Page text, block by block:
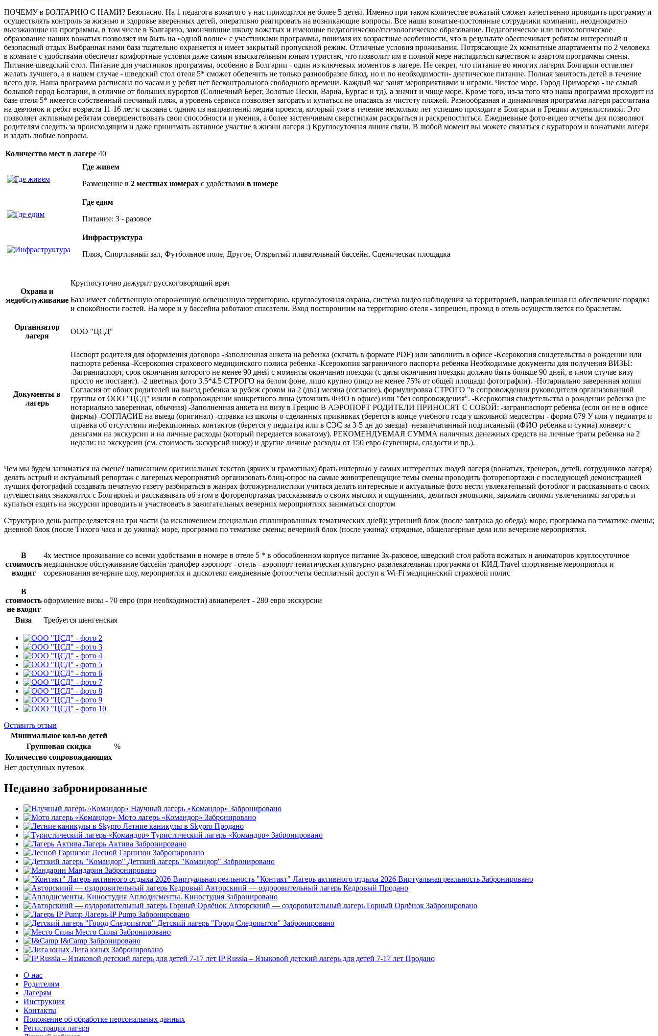
ПОЧЕМУ в БОЛГАРИЮ С НАМИ? Безопасно. На 1 педагога-вожатого у нас приходится не более 5 детей. Именно при таком количестве вожатый сможет качественно проводить программу и
осуществлять контроль за жизнью и здоровье вверенных детей, оперативно реагировать на возникающие вопросы. Все наши вожатые-постоянные сотрудники компании, неоднократно
выезжающие на программы, в том числе в Болгарию, закончившие школу вожатых и имеющие педагогическое/психологическое образование. Педагогическое или психологическое
образование наших вожатых позволяет им быть на «одной волне» с участниками программы, понимая их возрастные особенности, что в результате обеспечивает ребятам интересный и
безопасный отдых Выбранная нами база тщательно охраняется и имеет закрытый пропускной режим. Отличные условия проживания. Потрясающие 2х комнатные апартаменты по 2 человека
в комнате с удобствами обеспечат комфортные условия даже самым взыскательным юным туристам, что позволит им в полной мере насладиться качеством и азартом программы смены.
Питание-шведский стол. Питание для участников программы, особенно в Болгарии - один из ключевых моментов в лагере. Не секрет, что питание во многих лагерях Болгарии оставляет
желать лучшего, а в нашем случае - шведский стол отеля 5* сможет обепечить не только разнообразие блюд, но и по необходимости- диетическое питание. Полная занятость детей в течение
всего дня. Наша программа расписана по часам и у ребят нет бесконтрольного свободного времени. Каждый час занят мероприятиями и играми. Чистое море. Город Приморско - не самый
большой город Болгарии, в отличие от больших курортов (Солнечный Берег, Золотые Пески, Варна, Бургас и тд), а значит и чище море. Кроме того, из-за того что наша программа проходит на
базе отеля 5* имеется собственный песчаный пляж, а уровень сервиса позволяет загорать и купаться не опасаясь за чистоту пляжей. Разнообразная и динамичная программа лагеря рассчитана
на девчонок и ребят возраста 11-16 лет и связана с одним из направлений медиа-проекта, который уже в течение несколько лет успешно проходит в Болгарии и Греции-журналистикой. Это
позволяет активным ребятам совершенствовать свои способности и умения, а более застенчивым сверстникам раскрыться и раскрепоститься. Ежедневные фото-видео отчеты дня позволяют
родителям следить за происходящим и даже принимать активное участие в жизни лагеря :) Круглосуточная линия связи. В любой момент вы можете связаться с куратором и вожатыми лагеря
и задать любые вопросы.
Количество мест в лагере 40
Где живем
Размещение в 2 местных номерах с удобствами в номере
Где едим
Питание: 3 - разовое
Инфраструктура
Пляж, Спортивный зал, Футбольное поле, Другое, Открытый плавательный бассейн, Сценическая площадка
Охрана и
медобслуживание
Круглосуточно дежурит русскоговорящий врач
База имеет собственную огороженную освещенную территорию, круглосуточная охрана, система видео наблюдения за территорией, направленная на обеспечение порядка
и спокойности гостей. На море и у бассейна работают спасатели. Вход посторонним на территорию отеля - запрещен, проход в отель осуществляется по браслетам.
Организатор
лагеря
ООО "ЦСД"
Документы в
лагерь
Паспорт родителя для оформления договора -Заполненная анкета на ребенка (скачать в формате PDF) или заполнить в офисе -Ксерокопия свидетельства о рождении или
паспорта ребенка -Ксерокопия страхового медицинского полиса ребенка -Ксерокопия заграничного паспорта ребенка Необходимые документы для получения ВИЗЫ:
-Загранпаспорт, срок окончания которого не менее 90 дней с моменты окончания поездки (с даты окончания поездки должно быть больше 90 дней, в ином случае визу
просто не поставят). -2 цветных фото 3.5*4.5 СТРОГО на белом фоне, лицо крупно (лицо не менее 75% от общей площади фотографии). -Нотариально заверенная копия
Согласия от обоих родителей на выезд ребенка за рубеж сроком на 2 (два) месяца (согласие), формулировка СТРОГО "в сопровождении руководителя организованной
группы от ООО "ЦСД" и/или в сопровождении конкретного лица (уточнить ФИО в офисе) или "без сопровождения". -Ксерокопия свидетельства о рождении ребенка (не
нотариально заверенная, обычная) -Заполненная анкета на визу в Грецию В АЭРОПОРТ РОДИТЕЛИ ПРИНОСЯТ С СОБОЙ: -загранпаспорт ребенка (если он не в офисе
фирмы) -СОГЛАСИЕ на выезд (оригинал) -справка из школы о сделанных прививках (берется в конце учебного года у школьной медсестры - форма 079 У или у педиатра и
справка об отсутствии инфекционных контактов (берется у педиатра или в СЭС за 3-5 дн до заезда) -незапечатанный подписанный (ФИО ребенка и сумма) конверт с
деньгами на экскурсии и на личные расходы (который передается вожатому). РЕКОМЕНДУЕМАЯ СУММА наличных денежных средств на личные траты ребенка на 2
недели: на экскурсии (см. стоимость экскурсий нижу) и другие личные расходы от 150 евро (сувениры, сладости и пр.).
Чем мы будем заниматься на смене? написанием оригинальных текстов (ярких и грамотных) брать интервью у самых интересных людей лагеря (вожатых, тренеров, детей, сотрудников лагеря)
делать острый и актуальный репортаж с лагерных мероприятий организовать блиц-опрос на самые животрепещущие темы смены проводить фоторепортажи с последующей демонстрацией
лучших фотографий создавать печатную газету разбираться в жанрах фотожурналистики учиться делать интересные и актуальные фото вести увлекательный фотоблог и рассказывать о своих
путешествиях знакомится с Болгарией и рассказывать об этом в фоторепортажах рассказывать о своих мыслях и ощущениях, делиться эмоциями, заражать своими увлечениями загорать и
купаться ездить на эксурсии проводить и участвовать в зажигательных вечерних мероприятиях заниматься спортом
Структурно день распределяется на три части (за исключением специально спланированных тематических дней): утренний блок (после завтрака до обеда): море, программа по тематике смены;
дневной блок (после Тихого часа и до ужина): море, программа по тематике смены; вечерний блок (после ужина): отрядные, общелагерные дела или вечерние мероприятия.
В
стоимость
входит
4х местное проживание со всеми удобствами в номере в отеле 5 * в обособленном корпусе питание 3х-разовое, шведский стол работа вожатых и аниматоров круглосуточное
медицинское обслуживание бассейн трансфер аэропорт - отель - аэропорт тематическая культурно-развлекательная программа от КИД.Travel спортивные мероприятия и
соревнования вечерние шоу, мероприятия и дискотеки ежедневные фотоотчеты бесплатный доступ к Wi-Fi медицинский страховой полис
В
стоимость
не входит
оформление визы - 70 евро (при необходимости) авиаперелет - 280 евро экскурсии
Виза Требуется шенгенская
Оставить отзыв
Минимальное кол-во детей
Групповая скидка
%
Количество сопровождающих
Нет доступных путевок
Недавно забронированные
Научный лагерь «Командор» Забронировано
Мото лагерь «Командор» Забронировано
Летние каникулы в Skypro Продано
Туристический лагерь «Командор» Забронировано
Лагерь Актива Забронировано
Лесной Гарнизон Забронировано
Детский лагерь "Командор" Забронировано
Мандарин Забронировано
"Контакт" Лагерь активного отдыха 2026 Виртуальная реальность Забронировано
Авторскиий — оздоровительный лагерь Кедровый Продано
Аплодисменты. Киностудия Забронировано
Авторскиий — оздоровительный лагерь Горный Орлёнок Забронировано
Лагерь IP Pump Забронировано
Детский лагерь "Город Следопытов" Забронировано
Место Силы Забронировано
I&Camp Забронировано
Лига юных Забронировано
IP Russia – Языковой детский лагерь для детей 7-17 лет Продано
О нас
Родителям
Лагерям
Инструкция
Контакты
Положение об обработке персональных данных
Регистрация лагеря